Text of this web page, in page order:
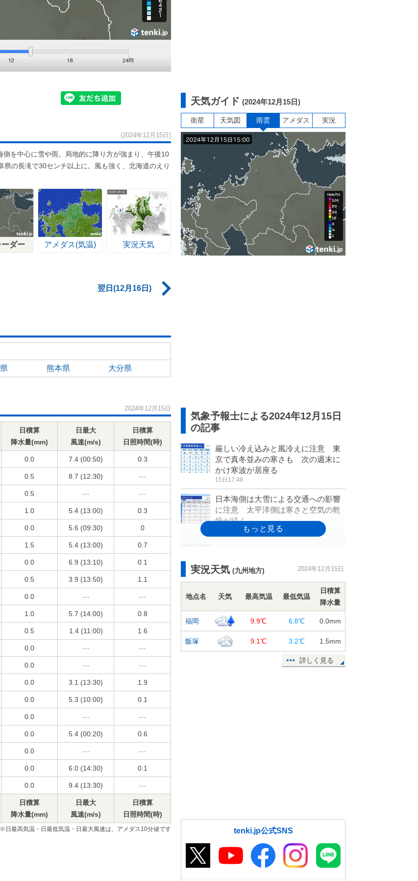
(2024年12月15日)
を中心に雪や雨。局地的に降り方が強まり、午後10
の長滝で30センチ以上に。風も強く、北海道のえり
ダー アメダス(気温) 実況天気
翌日(12月16日)
熊本県 大分県
2024年12月15日
日積算
降水量(mm)
日最大
風速(m/s)
日積算
日照時間(時)
0.0 7.4 (00:50) 0.3
0.5 8.7 (12:30) ---
0.5 --- ---
1.0 5.4 (13:00) 0.3
0.0 5.6 (09:30) 0
1.5 5.4 (13:00) 0.7
0.0 6.9 (13:10) 0.1
0.5 3.9 (13:50) 1.1
0.0 --- ---
1.0 5.7 (14:00) 0.8
0.5 1.4 (11:00) 1.6
0.0 --- ---
0.0 --- ---
0.0 3.1 (13:30) 1.9
0.0 5.3 (10:00) 0.1
0.0 --- ---
0.0 5.4 (00:20) 0.6
0.0 --- ---
0.0 6.0 (14:30) 0.1
0.0 9.4 (13:30) ---
日積算
降水量(mm)
日最大
風速(m/s)
日積算
日照時間(時)
※日最高気温・日最低気温・日最大風速は、アメダス10分値です
天気ガイド (2024年12月15日)
衛星 天気図 雨雲 アメダス 実況
気象予報士による2024年12月15日
の記事
厳しい冷え込みと風冷えに注意 東
京で真冬並みの寒さも 次の週末に
かけ寒波が居座る
15日17:49
日本海側は大雪による交通への影響
に注意 太平洋側は寒さと空気の乾
燥が続く
寒気 冬の嵐か
15日15:32
冷え込んだ朝 関東～四国で初霜や
初氷を観測 日中も冬の寒さが続
く 寒さ対策を
15日12:09
今日15日 今年最後の満月「コール
ドムーン」 今夜は太平洋側を中心
実況天気 (九州地方) 2024年12月15日
地点名 天気 最高気温 最低気温
日積算
降水量
福岡 9.9℃ 6.8℃ 0.0mm
飯塚 9.1℃ 3.2℃ 1.5mm
詳しく見る
tenki.jp公式SNS